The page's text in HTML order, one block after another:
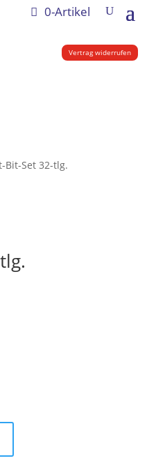
0-Artikel
Vertrag widerrufen
Set 32-tlg.